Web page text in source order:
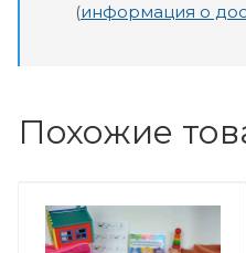
(информация о
Похожие